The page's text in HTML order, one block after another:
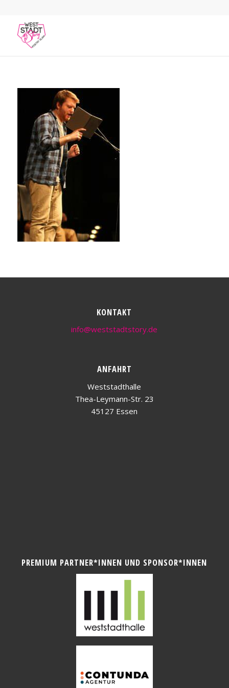
KONTAKT
info@weststadtstory.de
ANFAHRT
Weststadthalle
Thea-Leymann-Str. 23
45127 Essen
PREMIUM PARTNER*INNEN UND SPONSOR*INNEN